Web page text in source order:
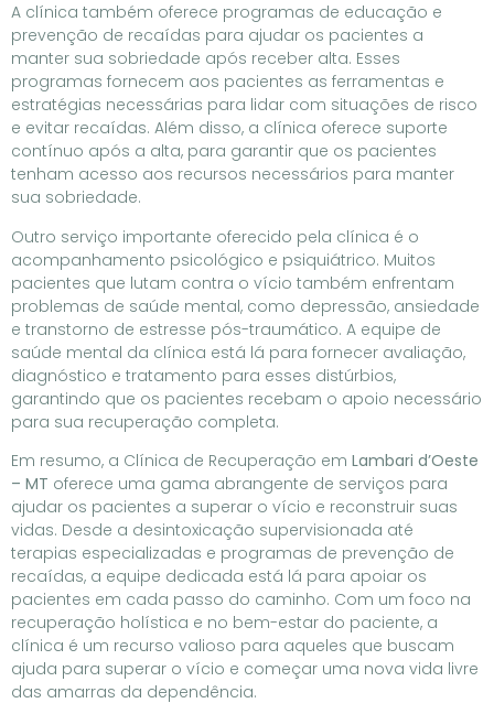
A clínica também oferece programas de educação e
prevenção de recaídas para ajudar os pacientes a
manter sua sobriedade após receber alta. Esses
programas fornecem aos pacientes as ferramentas e
estratégias necessárias para lidar com situações de risco
e evitar recaídas. Além disso, a clínica oferece suporte
contínuo após a alta, para garantir que os pacientes
tenham acesso aos recursos necessários para manter
sua sobriedade.
Outro serviço importante oferecido pela clínica é o
acompanhamento psicológico e psiquiátrico. Muitos
pacientes que lutam contra o vício também enfrentam
problemas de saúde mental, como depressão, ansiedade
e transtorno de estresse pós-traumático. A equipe de
saúde mental da clínica está lá para fornecer avaliação,
diagnóstico e tratamento para esses distúrbios,
garantindo que os pacientes recebam o apoio necessário
para sua recuperação completa.
Em resumo, a Clínica de Recuperação em Lambari d’Oeste
– MT oferece uma gama abrangente de serviços para
ajudar os pacientes a superar o vício e reconstruir suas
vidas. Desde a desintoxicação supervisionada até
terapias especializadas e programas de prevenção de
recaídas, a equipe dedicada está lá para apoiar os
pacientes em cada passo do caminho. Com um foco na
recuperação holística e no bem-estar do paciente, a
clínica é um recurso valioso para aqueles que buscam
ajuda para superar o vício e começar uma nova vida livre
das amarras da dependência.